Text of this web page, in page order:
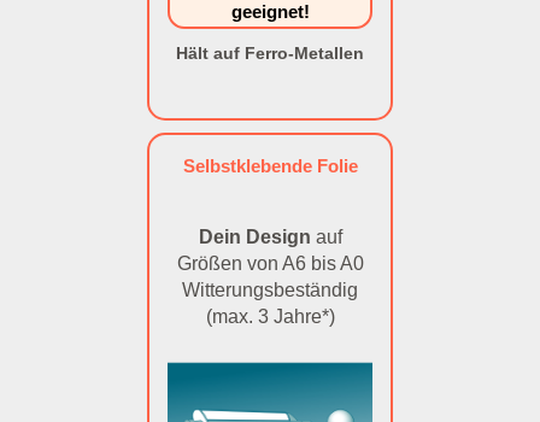
geeignet!
Hält auf Ferro-Metallen
Selbstklebende Folie
Dein Design auf
Größen von A6 bis A0
Witterungsbeständig
(max. 3 Jahre*)